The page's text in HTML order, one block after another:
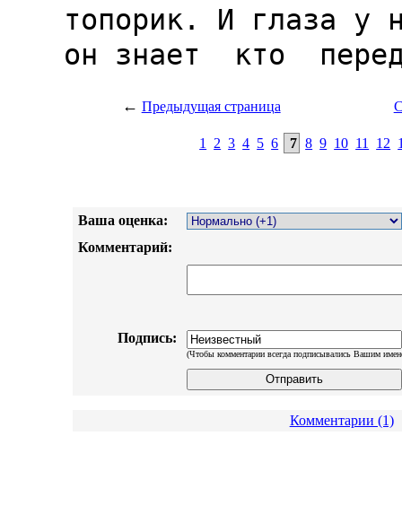
← Предыдущая страница
1 2 3 4 5 6 7 8 9 10 11 12
Ваша оценка:
Комментарий:
Подпись:
(Чтобы комментарии всегда подписывались Вашим
Комментарии (1)